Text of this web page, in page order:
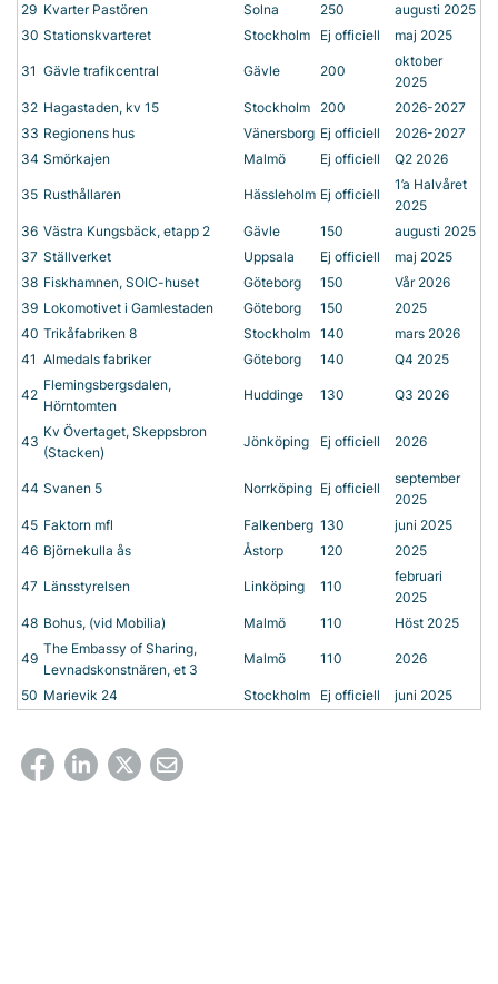
29 Kvarter Pastören Solna 250
augusti 2025
30 Stationskvarteret Stockholm Ej officiell maj 2025
31 Gävle trafikcentral Gävle 200
oktober
2025
32 Hagastaden, kv 15 Stockholm 200
2026-2027
33 Regionens hus Vänersborg Ej officiell
2026-2027
34 Smörkajen Malmö Ej officiell Q2 2026
35 Rusthållaren Hässleholm Ej officiell
1’a Halvåret
2025
36 Västra Kungsbäck, etapp 2 Gävle 150
augusti 2025
37 Ställverket Uppsala Ej officiell
maj 2025
38 Fiskhamnen, SOIC-huset Göteborg 150
Vår 2026
39 Lokomotivet i Gamlestaden Göteborg 150
2025
40 Trikåfabriken 8 Stockholm 140
mars 2026
41 Almedals fabriker Göteborg 140 Q4 2025
42
Flemingsbergsdalen,
Hörntomten
Huddinge 130 Q3 2026
43
Kv Övertaget, Skeppsbron
(Stacken)
Jönköping Ej officiell 2026
44 Svanen 5 Norrköping Ej officiell
september
2025
45 Faktorn mfl Falkenberg 130
juni 2025
46 Björnekulla ås Åstorp 120 2025
47 Länsstyrelsen Linköping 110
februari
2025
48 Bohus, (vid Mobilia) Malmö 110 Höst 2025
49
The Embassy of Sharing,
Levnadskonstnären, et 3
Malmö 110 2026
50 Marievik 24 Stockholm Ej officiell juni 2025